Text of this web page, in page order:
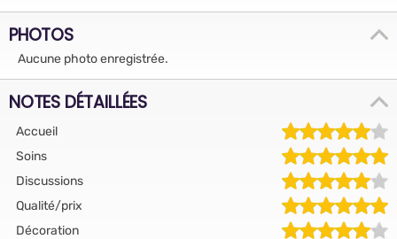
PHOTOS
Aucune photo enregistrée.
NOTES DÉTAILLÉES
Accueil
Soins
Discussions
Qualité/prix
Décoration